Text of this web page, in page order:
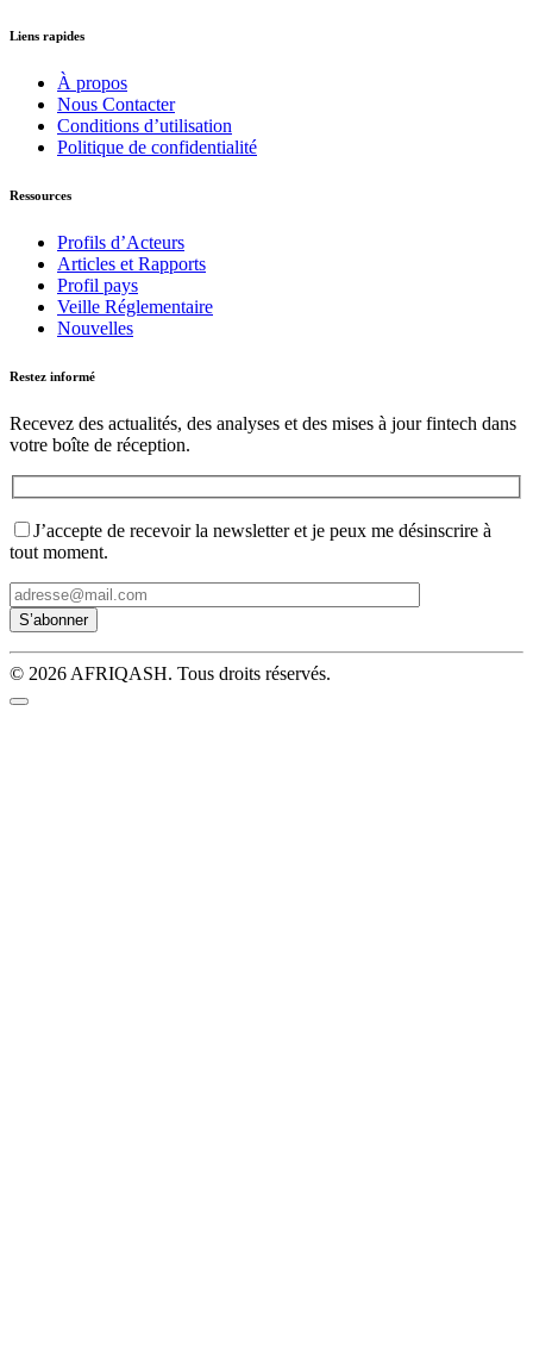
Liens rapides
À propos
Nous Contacter
Conditions d’utilisation
Politique de confidentialité
Ressources
Profils d’Acteurs
Articles et Rapports
Profil pays
Veille Réglementaire
Nouvelles
Restez informé
Recevez des actualités, des analyses et des mises à jour fintech dans
votre boîte de réception.
J’accepte de recevoir la newsletter et je peux me désinscrire à
tout moment.
© 2026 AFRIQASH. Tous droits réservés.